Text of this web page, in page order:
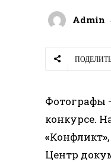
Admin
Фотографы
конкурсе.
«Конфликт»,
Центр